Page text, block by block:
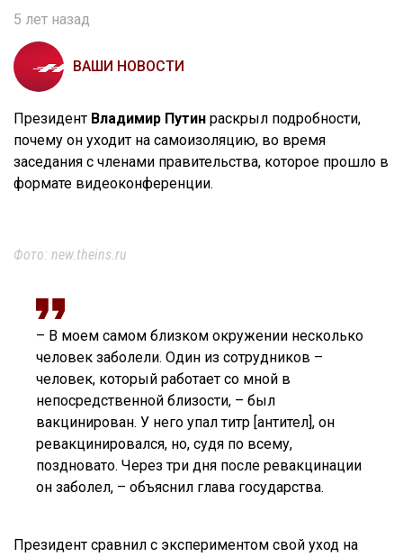
5 лет назад
ВАШИ НОВОСТИ
Президент Владимир Путин раскрыл подробности,
почему он уходит на самоизоляцию, во время
заседания с членами правительства, которое прошло в
формате видеоконференции.
Фото: new.theins.ru
– В моем самом близком окружении несколько
человек заболели. Один из сотрудников –
человек, который работает со мной в
непосредственной близости, – был
вакцинирован. У него упал титр [антител], он
ревакцинировался, но, судя по всему,
поздновато. Через три дня после ревакцинации
он заболел, – объяснил глава государства.
Президент сравнил с экспериментом свой уход на